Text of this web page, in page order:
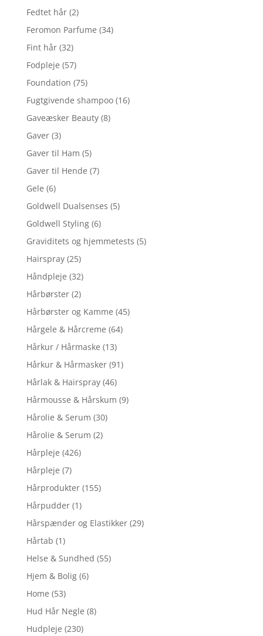
Fedtet hår (2)
Feromon Parfume (34)
Fint hår (32)
Fodpleje (57)
Foundation (75)
Fugtgivende shampoo (16)
Gaveæsker Beauty (8)
Gaver (3)
Gaver til Ham (5)
Gaver til Hende (7)
Gele (6)
Goldwell Dualsenses (5)
Goldwell Styling (6)
Graviditets og hjemmetests (5)
Hairspray (25)
Håndpleje (32)
Hårbørster (2)
Hårbørster og Kamme (45)
Hårgele & Hårcreme (64)
Hårkur / Hårmaske (13)
Hårkur & Hårmasker (91)
Hårlak & Hairspray (46)
Hårmousse & Hårskum (9)
Hårolie & Serum (30)
Hårolie & Serum (2)
Hårpleje (426)
Hårpleje (7)
Hårprodukter (155)
Hårpudder (1)
Hårspænder og Elastikker (29)
Hårtab (1)
Helse & Sundhed (55)
Hjem & Bolig (6)
Home (53)
Hud Hår Negle (8)
Hudpleje (230)